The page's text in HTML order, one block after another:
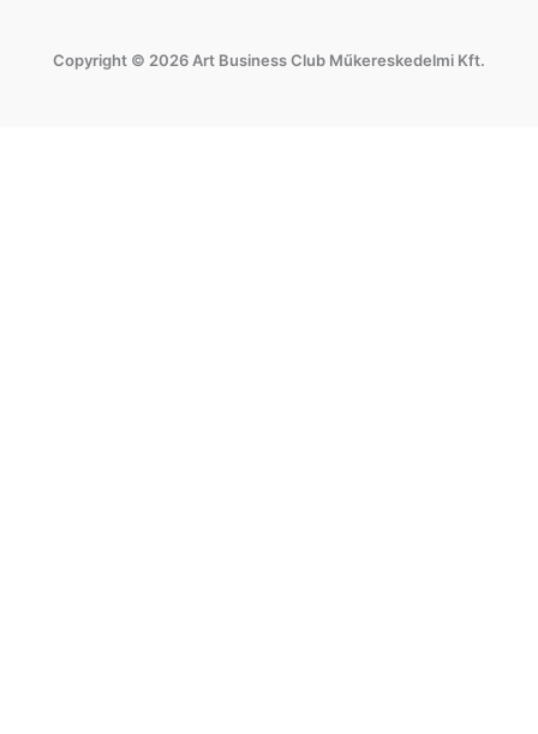
e
t
a
Copyright © 2026 Art Business Club Műkereskedelmi Kft.